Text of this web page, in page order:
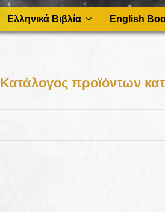
Ελληνικά Βιβλία English
Κατάλογος προϊόντων